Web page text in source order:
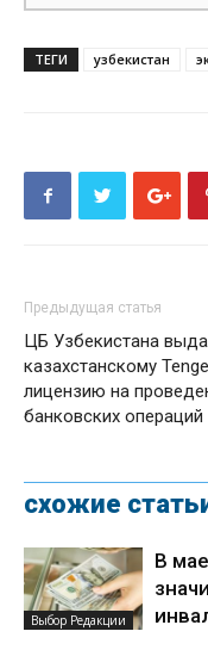
ТЕГИ узбекистан
Предыдущая статья
ЦБ Узбекистана
казахстанскому
лицензию на
банковских операций
схожие
Выбор Редакции
В